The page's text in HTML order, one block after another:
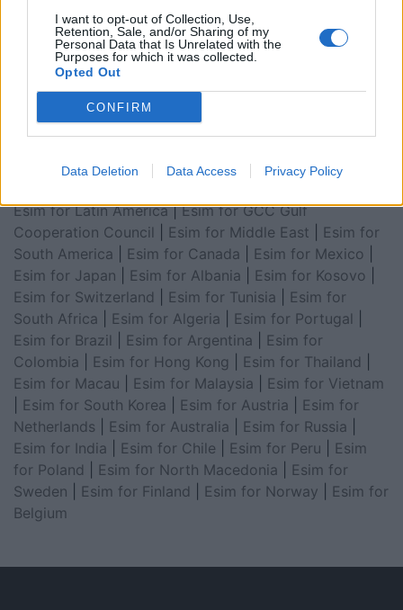
I want to opt-out of Collection, Use,
Retention, Sale, and/or Sharing of my
Personal Data that Is Unrelated with the
Purposes for which it was collected.
Opted Out
CONFIRM
Data Deletion Data Access Privacy Policy
Esim for Global|Esim for Europe|Esim for Caribbean
Esim for USA|
|Esim for Germany
for Asia|Esim for World Cup 2026
Emirates|Esim for Balkans|Esim for Morocco|
Esim for Latin America|Esim for GCC Gulf
Cooperation Council
Esim for Middle East
Esim for
South America
Esim for Canada Esim for Mexico
Esim for Japan
Esim for Albania Esim for Kosovo
Esim for Switzerland
Esim for Tunisia
Esim for
South Africa
Esim for Algeria Esim for Portugal
Esim for Brazil
Esim for Argentina
Esim for
Colombia
Esim for Hong Kong Esim for Thailand
Esim for Macau
Esim for Malaysia
Esim for Vietnam
Esim for South Korea Esim for Austria
Esim for
Netherlands
Esim for Australia Esim for Russia
Esim for India
Esim for Chile Esim for Peru
Esim
for Poland
Esim for North Macedonia
Esim for
Sweden
Esim for Finland Esim for Norway
Esim for
Belgium